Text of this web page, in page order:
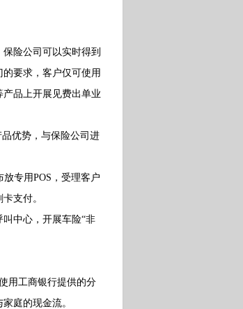
险公司可以实时得到
要求，客户仅可使用
品上开展见费出单业
优势，与保险公司进
专用POS，受理客户
支付。
中心，开展车险“非
用工商银行提供的分
庭的现金流。